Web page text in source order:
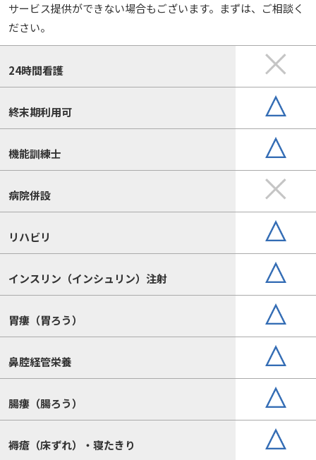
サービス提供ができない場合もございます。まずは、ご相談く
ださい。
24時間看護
終末期利用可
機能訓練士
病院併設
リハビリ
インスリン（インシュリン）注射
胃瘻（胃ろう）
鼻腔経管栄養
腸瘻（腸ろう）
褥瘡（床ずれ）・寝たきり